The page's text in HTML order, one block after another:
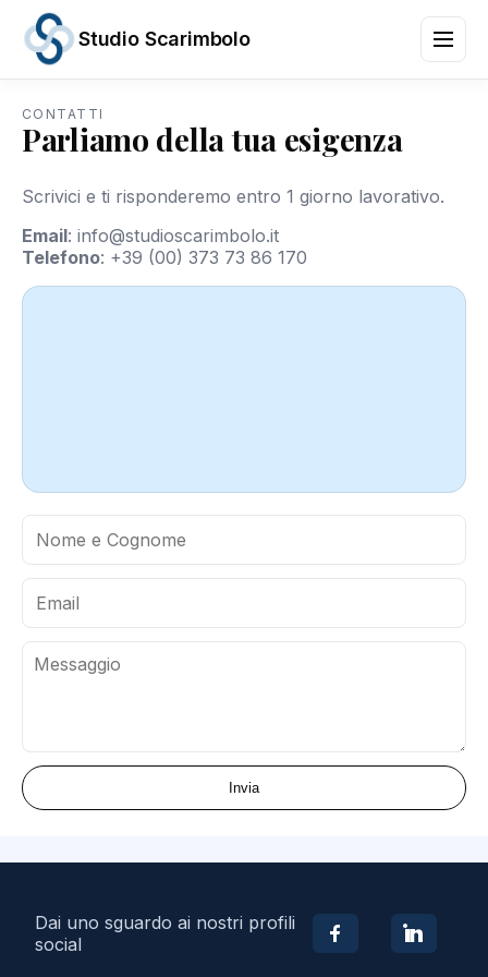
Studio Scarimbolo
Servizi
Attività
News
e
Scadenze
Chi
CONTATTI
Parliamo della tua esigenza
Scrivici e ti risponderemo entro 1 giorno lavorativo.
Email: info@studioscarimbolo.it
Telefono: +39 (00) 373 73 86 170
Invia
Dai uno sguardo ai nostri profili
social